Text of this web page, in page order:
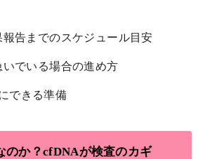
告までのスケジュール目安
でいる場合の進め方
できる準備
のか？cfDNAが検査のカギ